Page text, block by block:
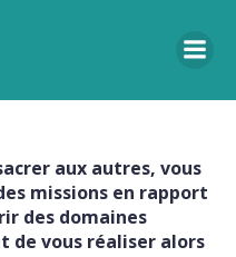
aux autres, vous
missions en rapport
des domaines
de vous réaliser alors